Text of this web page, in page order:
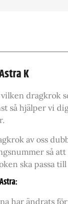
K
dragkrok
så hjälper vi
av oss
så att
ska passa
har ändrats